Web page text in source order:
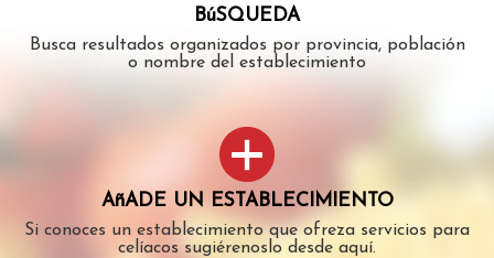
BúSQUEDA
Busca resultados organizados por provincia, población
o nombre del establecimiento
AñADE UN ESTABLECIMIENTO
Si conoces un establecimiento que ofreza servicios para
celíacos sugiérenoslo desde aquí.